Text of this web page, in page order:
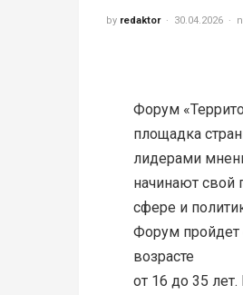
by redaktor 30.04.2026
Форум
площадка
лидерами
начинают свой
сфере и
Форум пройдет
возрасте
от 16 до 35